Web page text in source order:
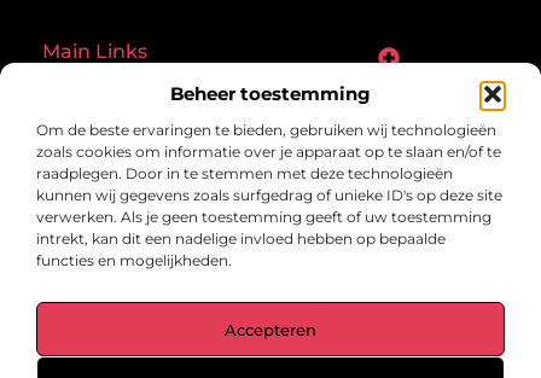
Beheer toestemming
Om de beste ervaringen te bieden, gebruiken wij technologieën
zoals cookies om informatie over je apparaat op te slaan en/of te
raadplegen. Door in te stemmen met deze technologieën
kunnen wij gegevens zoals surfgedrag of unieke ID's op deze site
verwerken. Als je geen toestemming geeft of uw toestemming
intrekt, kan dit een nadelige invloed hebben op bepaalde
functies en mogelijkheden.
Accepteren
Main Links
inspirerende verhalen.
Ontdek blogs en artikelen over alles wat het dagelijks leven boeiend